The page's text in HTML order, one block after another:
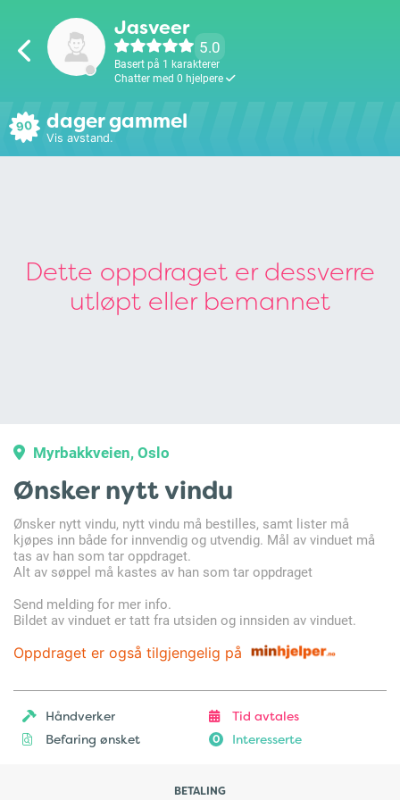
Jasveer
5.0
Basert på 1 karakterer
Chatter med 0 hjelpere
90 dager gammel
Vis avstand.
Dette oppdraget er dessverre
utløpt eller bemannet
Myrbakkveien, Oslo
Ønsker nytt vindu
Ønsker nytt vindu, nytt vindu må bestilles, samt lister må
kjøpes inn både for innvendig og utvendig. Mål av vinduet må
tas av han som tar oppdraget.
Alt av søppel må kastes av han som tar oppdraget
Send melding for mer info.
Bildet av vinduet er tatt fra utsiden og innsiden av vinduet.
Oppdraget er også tilgjengelig på
Håndverker
Tid avtales
Befaring ønsket
0 Interesserte
BETALING